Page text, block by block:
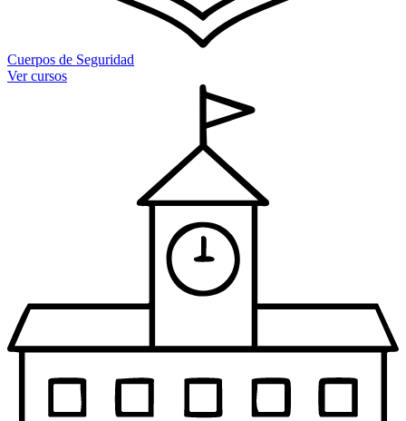
Cuerpos de Seguridad
Ver cursos